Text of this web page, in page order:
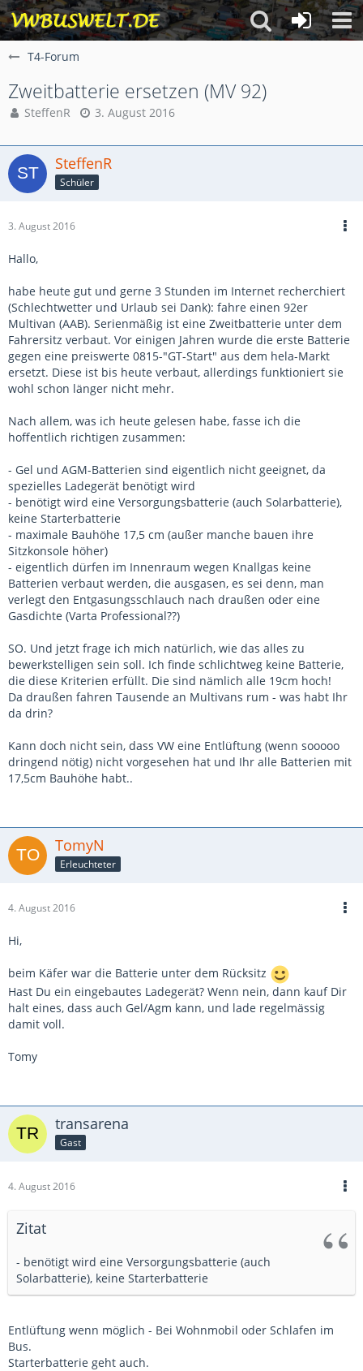
T4-Forum
Zweitbatterie ersetzen (MV 92)
SteffenR 3. August 2016
SteffenR
Schüler
3. August 2016
Hallo,
habe heute gut und gerne 3 Stunden im Internet recherchiert
(Schlechtwetter und Urlaub sei Dank): fahre einen 92er
Multivan (AAB). Serienmäßig ist eine Zweitbatterie unter dem
Fahrersitz verbaut. Vor einigen Jahren wurde die erste Batterie
gegen eine preiswerte 0815-"GT-Start" aus dem hela-Markt
ersetzt. Diese ist bis heute verbaut, allerdings funktioniert sie
wohl schon länger nicht mehr.
Nach allem, was ich heute gelesen habe, fasse ich die
hoffentlich richtigen zusammen:
- Gel und AGM-Batterien sind eigentlich nicht geeignet, da
spezielles Ladegerät benötigt wird
- benötigt wird eine Versorgungsbatterie (auch Solarbatterie),
keine Starterbatterie
- maximale Bauhöhe 17,5 cm (außer manche bauen ihre
Sitzkonsole höher)
- eigentlich dürfen im Innenraum wegen Knallgas keine
Batterien verbaut werden, die ausgasen, es sei denn, man
verlegt den Entgasungsschlauch nach draußen oder eine
Gasdichte (Varta Professional??)
SO. Und jetzt frage ich mich natürlich, wie das alles zu
bewerkstelligen sein soll. Ich finde schlichtweg keine Batterie,
die diese Kriterien erfüllt. Die sind nämlich alle 19cm hoch!
Da draußen fahren Tausende an Multivans rum - was habt Ihr
da drin?
Kann doch nicht sein, dass VW eine Entlüftung (wenn sooooo
dringend nötig) nicht vorgesehen hat und Ihr alle Batterien mit
17,5cm Bauhöhe habt..
TomyN
Erleuchteter
4. August 2016
Hi,
beim Käfer war die Batterie unter dem Rücksitz
Hast Du ein eingebautes Ladegerät? Wenn nein, dann kauf Dir
halt eines, dass auch Gel/Agm kann, und lade regelmässig
damit voll.
Tomy
transarena
Gast
4. August 2016
Zitat
- benötigt wird eine Versorgungsbatterie (auch
Solarbatterie), keine Starterbatterie
Entlüftung wenn möglich - Bei Wohnmobil oder Schlafen im
Bus.
Starterbatterie geht auch.